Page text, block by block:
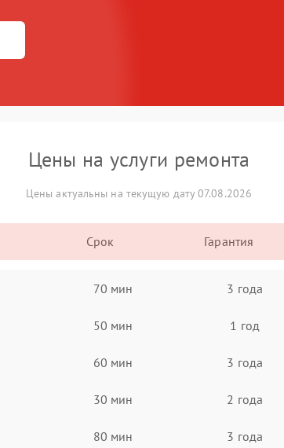
Цены на услуги ремонта
Цены актуальны на текущую дату 07.08.2026
Срок Гарантия
70 мин 3 года
50 мин 1 год
60 мин 3 года
30 мин 2 года
80 мин 3 года